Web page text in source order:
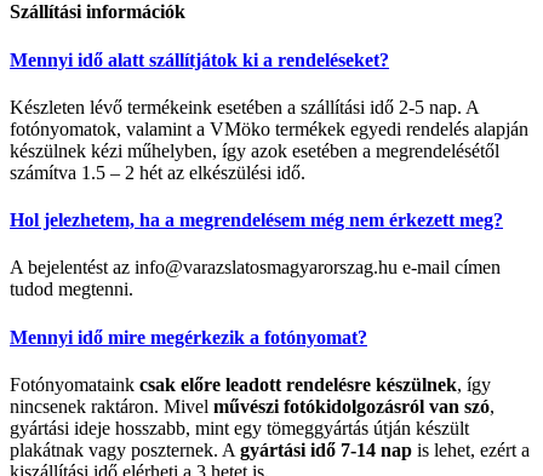
Szállítási információk
Mennyi idő alatt szállítjátok ki a rendeléseket?
Készleten lévő termékeink esetében a szállítási idő 2-5 nap. A
fotónyomatok, valamint a VMöko termékek egyedi rendelés alapján
készülnek kézi műhelyben, így azok esetében a megrendelésétől
számítva 1.5 – 2 hét az elkészülési idő.
Hol jelezhetem, ha a megrendelésem még nem érkezett meg?
A bejelentést az info@varazslatosmagyarorszag.hu e-mail címen
tudod megtenni.
Mennyi idő mire megérkezik a fotónyomat?
Fotónyomataink csak előre leadott rendelésre készülnek, így
nincsenek raktáron. Mivel művészi fotókidolgozásról van szó,
gyártási ideje hosszabb, mint egy tömeggyártás útján készült
plakátnak vagy poszternek. A gyártási idő 7-14 nap is lehet, ezért a
kiszállítási idő elérheti a 3 hetet is.